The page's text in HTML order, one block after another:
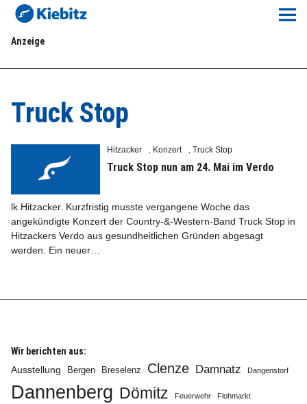
Kiebitz-Online
Veranstaltungskalender
Anzeigenpreise
Meine Region Online
Elbeflirt
Info
Anzeige
Truck Stop
Hitzacker Konzert ,Truck Stop
Truck Stop nun am 24. Mai im Verdo
lk Hitzacker. Kurzfristig musste vergangene Woche das
angekündigte Konzert der Country-&-Western-Band Truck Stop in
Hitzackers Verdo aus gesundheitlichen Gründen abgesagt
werden. Ein neuer…
Wir berichten aus:
Ausstellung
Bergen Breselenz Clenze Damnatz Dangenstorf
Dannenberg Dömitz Feuerwehr Flohmarkt